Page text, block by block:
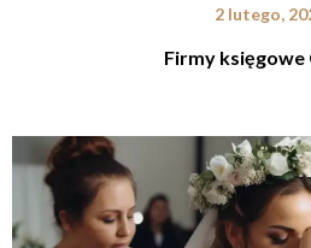
2 lutego,
Firmy księgowe